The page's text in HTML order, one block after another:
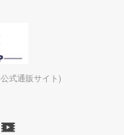
式通販サイト)